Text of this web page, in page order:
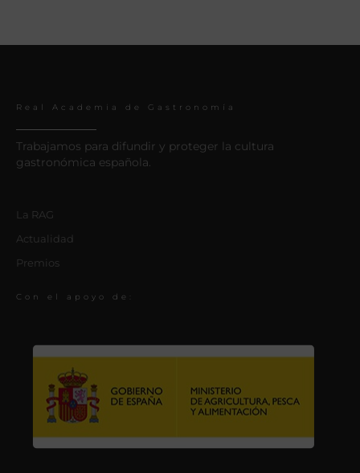
Real Academia de Gastronomía
Trabajamos para difundir y proteger la cultura
gastronómica española.
La RAG
Actualidad
Premios
Con el apoyo de: